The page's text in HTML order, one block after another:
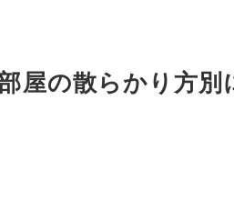
屋の散らかり方別